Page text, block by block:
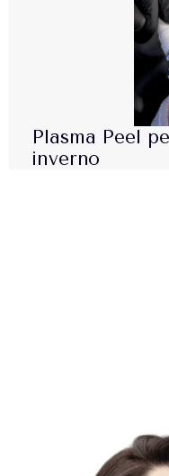
Plasma Peel
inverno